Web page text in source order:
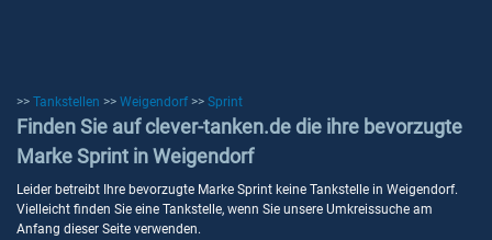
>> Tankstellen >> Weigendorf >> Sprint
Finden Sie auf clever-tanken.de die ihre bevorzugte
Marke Sprint in Weigendorf
Leider betreibt Ihre bevorzugte Marke Sprint keine Tankstelle in Weigendorf.
Vielleicht finden Sie eine Tankstelle, wenn Sie unsere Umkreissuche am
Anfang dieser Seite verwenden.